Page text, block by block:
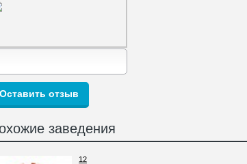
заведения
12